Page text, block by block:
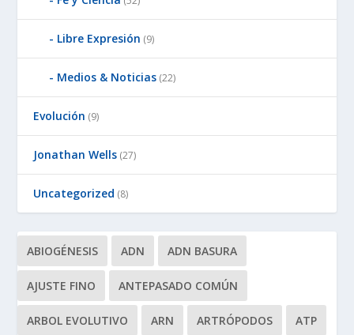
Libre Expresión (9)
Medios & Noticias (22)
Evolución (9)
Jonathan Wells (27)
Uncategorized (8)
ABIOGÉNESIS ADN ADN BASURA
AJUSTE FINO ANTEPASADO COMÚN
ARBOL EVOLUTIVO ARN ARTRÓPODOS ATP